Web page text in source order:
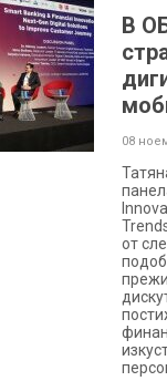
В
08
от